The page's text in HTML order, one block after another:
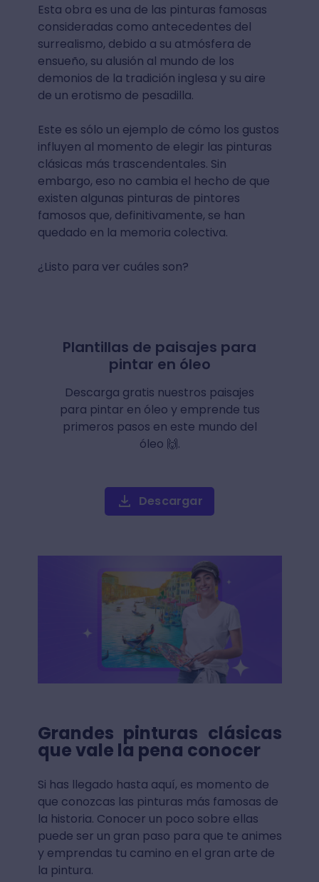
Esta obra es una de las pinturas famosas
consideradas como antecedentes del
surrealismo, debido a su atmósfera de
ensueño, su alusión al mundo de los
demonios de la tradición inglesa y su aire
de un erotismo de pesadilla.
Este es sólo un ejemplo de cómo los gustos
influyen al momento de elegir las pinturas
clásicas más trascendentales. Sin
embargo, eso no cambia el hecho de que
existen algunas pinturas de pintores
famosos que, definitivamente, se han
quedado en la memoria colectiva.
¿Listo para ver cuáles son?
Plantillas de paisajes para
pintar en óleo
Descarga gratis nuestros paisajes
para pintar en óleo y emprende tus
primeros pasos en este mundo del
óleo 🙌.
Descargar
Grandes pinturas clásicas
que vale la pena conocer
Si has llegado hasta aquí, es momento de
que conozcas las pinturas más famosas de
la historia. Conocer un poco sobre ellas
puede ser un gran paso para que te animes
y emprendas tu camino en el gran arte de
la pintura.